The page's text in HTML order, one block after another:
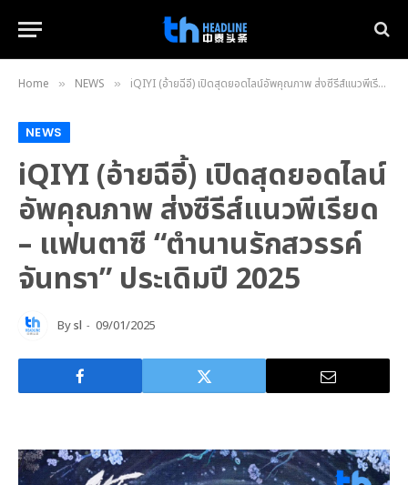
Home » NEWS » iQIYI (อ้ายฉีอี้) เปิดสุดยอดไลน์อัพคุณภาพ ส่งซีรีส์แนวพีเรียด – แฟนตาซี “ตำนานรักสวรรค์จันทรา” ประเดิมปี 2025
NEWS
iQIYI (อ้ายฉีอี้) เปิดสุดยอดไลน์
อัพคุณภาพ ส่งซีรีส์แนวพีเรียด
– แฟนตาซี “ตำนานรักสวรรค์
จันทรา” ประเดิมปี 2025
Bysl 09/01/2025